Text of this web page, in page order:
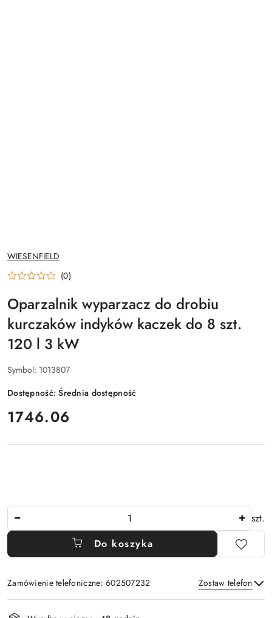
NAZWA
PRODUCENTA:
WIESENFIELD
(0)
Oparzalnik wyparzacz do drobiu
kurczaków indyków kaczek do 8 szt.
120 l 3 kW
Symbol: 1013807
Dostępność:Średnia dostępność
cena:
1746.06
szt.
Do koszyka
Zamówienie telefoniczne: 602507232 Zostaw telefon
Dostępność